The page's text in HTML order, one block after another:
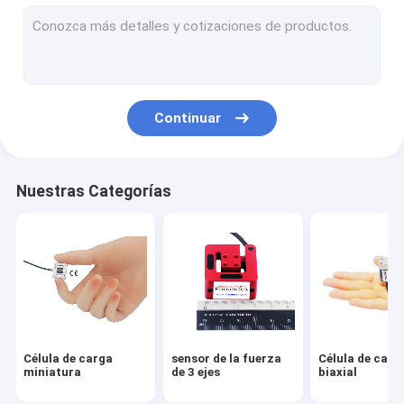
Célula de carga monopunto
A través de la célula de carga del agujero
Arduino de la célula de carga
indicador de la célula de carga
Amplificador de la célula de carga
Continuar
Nuestras Categorías
Célula de carga
miniatura
sensor de la fuerza
de 3 ejes
Célula de
biaxial